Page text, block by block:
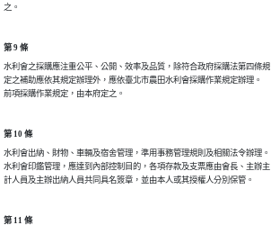
之。
第 9 條
水利會之採購應注重公平、公開、效率及品質，除符合政府採購法第四條規
定之補助應依其規定辦理外，應依臺北市農田水利會採購作業規定辦理。
前項採購作業規定，由本府定之。
第 10 條
水利會出納、財物、車輛及宿舍管理，準用事務管理規則及相關法令辦理。
水利會印鑑管理，應達到內部控制目的，各項存款及支票應由會長、主辦主
計人員及主辦出納人員共同具名簽章，並由本人或其授權人分別保管。
第 11 條